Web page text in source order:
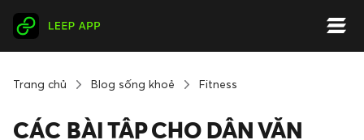
Trang chủ Blog sống khoẻ Fitness
CÁC BÀI TẬP CHO DÂN VĂN